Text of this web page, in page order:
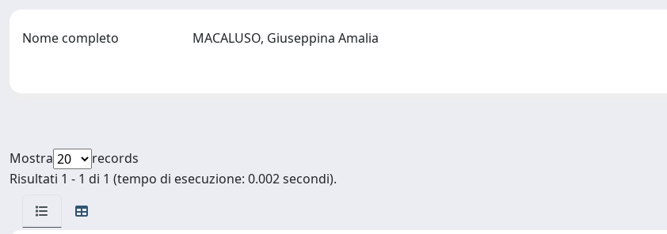
Nome completo MACALUSO, Giuseppina Amalia
Mostra
records
Risultati 1 - 1 di 1 (tempo di esecuzione: 0.002 secondi).